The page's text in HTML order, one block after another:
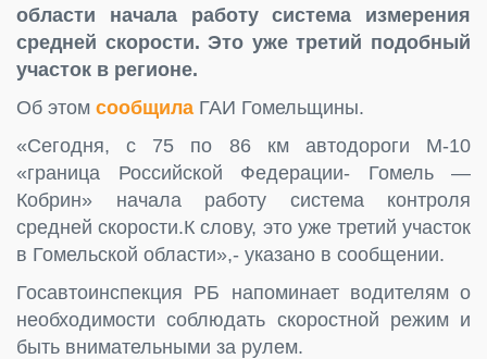
области начала работу система измерения
средней скорости. Это уже третий подобный
участок в регионе.
Об этом сообщила ГАИ Гомельщины.
«Сегодня, с 75 по 86 км автодороги М-10
«граница Российской Федерации- Гомель —
Кобрин» начала работу система контроля
средней скорости.К слову, это уже третий участок
в Гомельской области»,- указано в сообщении.
Госавтоинспекция РБ напоминает водителям о
необходимости соблюдать скоростной режим и
быть внимательными за рулем.